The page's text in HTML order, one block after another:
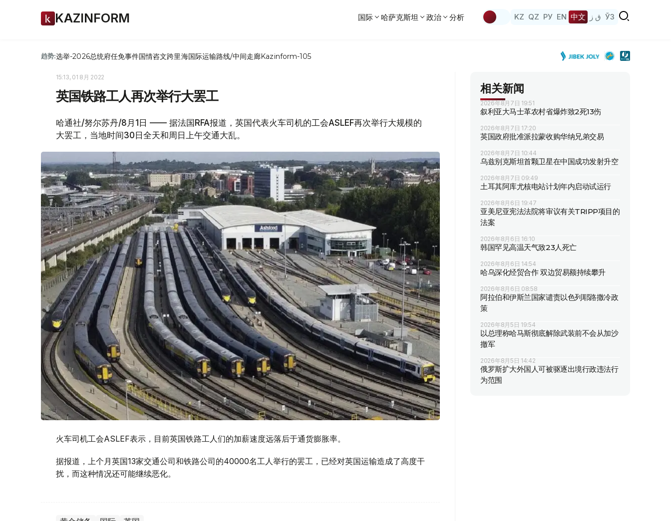
KAZINFORM 国际 哈萨克斯坦 政治 分析 KZ QZ РУ EN 中文 ق ز ЎЗ
趋势:选举-2026总统府任免事件国情咨文跨里海国际运输路线/中间走廊Kazinform-105
15:13, 01 8月 2022
英国铁路工人再次举行大罢工
哈通社/努尔苏丹/8月1日 —— 据法国RFA报道，英国代表火车司机的工会ASLEF再次举行大规模的
大罢工，当地时间30日全天和周日上午交通大乱。
火车司机工会ASLEF表示，目前英国铁路工人们的加薪速度远落后于通货膨胀率。
据报道，上个月英国13家交通公司和铁路公司的40000名工人举行的罢工，已经对英国运输造成了高度干
扰，而这种情况还可能继续恶化。
相关新闻
2026年8月7日 19:51
叙利亚大马士革农村省爆炸致2死13伤
2026年8月7日 17:20
英国政府批准派拉蒙收购华纳兄弟交易
2026年8月7日 10:44
乌兹别克斯坦首颗卫星在中国成功发射升空
2026年8月7日 09:49
土耳其阿库尤核电站计划年内启动试运行
2026年8月6日 19:47
亚美尼亚宪法法院将审议有关TRIPP项目的
法案
2026年8月6日 16:10
韩国罕见高温天气致23人死亡
2026年8月6日 14:54
哈乌深化经贸合作 双边贸易额持续攀升
2026年8月6日 08:58
阿拉伯和伊斯兰国家谴责以色列耶路撒冷政
策
2026年8月5日 19:54
以总理称哈马斯彻底解除武装前不会从加沙
撤军
2026年8月5日 14:42
俄罗斯扩大外国人可被驱逐出境行政违法行
为范围